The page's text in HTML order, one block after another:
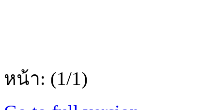
หน้า: (1/1)